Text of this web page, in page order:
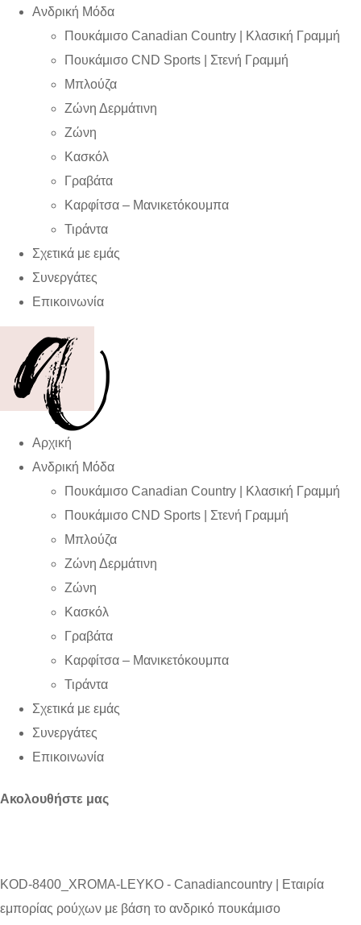
Ανδρική Μόδα
Πουκάμισο Canadian Country | Kλασική Γραμμή
Πουκάμισο CND Sports | Στενή Γραμμή
Μπλούζα
Ζώνη Δερμάτινη
Ζώνη
Κασκόλ
Γραβάτα
Καρφίτσα – Μανικετόκουμπα
Τιράντα
Σχετικά με εμάς
Συνεργάτες
Επικοινωνία
Αρχική
Ανδρική Μόδα
Πουκάμισο Canadian Country | Kλασική Γραμμή
Πουκάμισο CND Sports | Στενή Γραμμή
Μπλούζα
Ζώνη Δερμάτινη
Ζώνη
Κασκόλ
Γραβάτα
Καρφίτσα – Μανικετόκουμπα
Τιράντα
Σχετικά με εμάς
Συνεργάτες
Επικοινωνία
Ακολουθήστε μας
KOD-8400_XROMA-LEYKO - Canadiancountry | Εταιρία
εμπορίας ρούχων με βάση το ανδρικό πουκάμισο